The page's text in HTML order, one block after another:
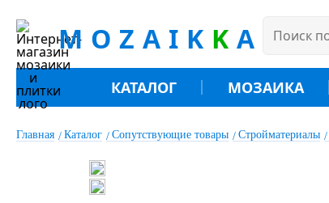
MOZAIK K A
КАТАЛОГ МОЗАИКА
Главная Каталог Сопутствующие товары Стройматериалы